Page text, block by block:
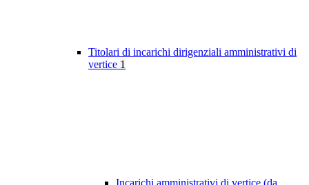
Titolari di incarichi dirigenziali amministrativi di
vertice 1